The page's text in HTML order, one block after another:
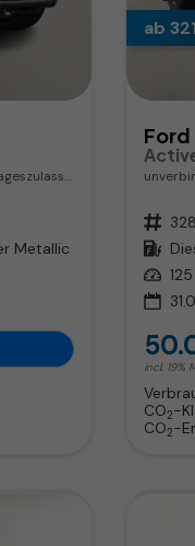
Metallic
ab
Ford
Fahrzeugnr.
Kraftstoff
Leistung
incl. 19%
CO2-
CO2-